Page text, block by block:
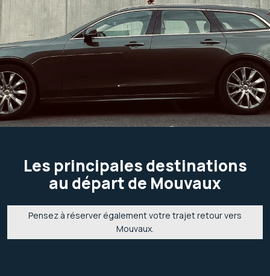
Les principales destinations
au départ de Mouvaux
Pensez à réserver également votre trajet retour vers
Mouvaux.